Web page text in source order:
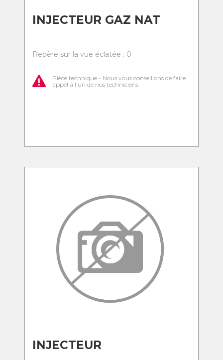
INJECTEUR GAZ NAT
Repère sur la vue éclatée : 0
Pièce technique - Nous vous conseillons de faire
appel à l'un de nos techniciens
INJECTEUR